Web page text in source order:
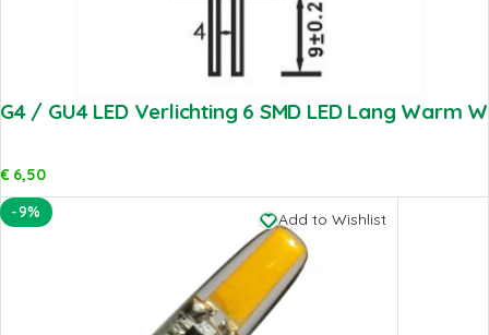
G4 / GU4 LED Verlichting 6 SMD LED Lang Warm
€6,50
-9%
Add to Wishlist